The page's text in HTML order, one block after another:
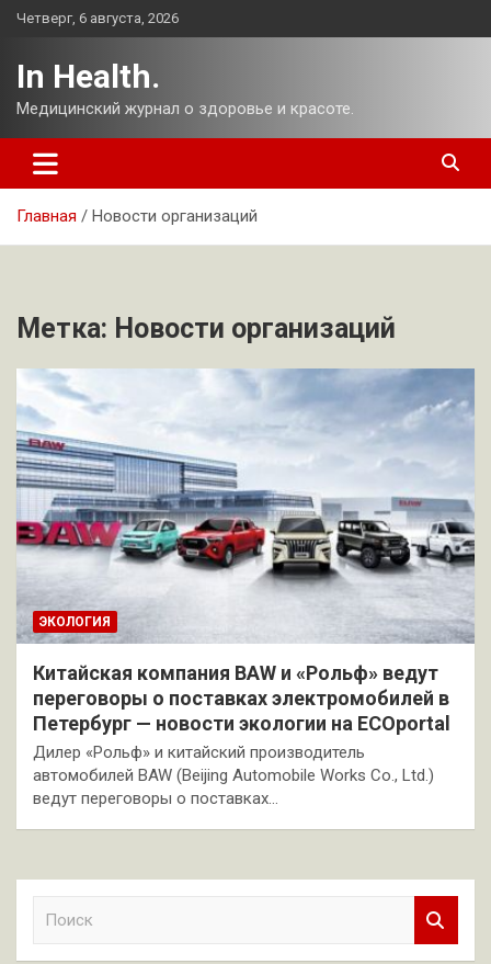
Перейти
Четверг, 6 августа, 2026
In Health.
Медицинский журнал о здоровье и красоте.
Главная Новости организаций
Метка: Новости организаций
ЭКОЛОГИЯ
Китайская компания BAW и «Рольф» ведут
переговоры о поставках электромобилей в
Петербург — новости экологии на ECOportal
Дилер «Рольф» и китайский производитель
автомобилей BAW (Beijing Automobile Works Co., Ltd.)
ведут переговоры о поставках…